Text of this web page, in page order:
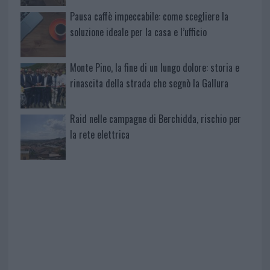
Pausa caffè impeccabile: come scegliere la
soluzione ideale per la casa e l’ufficio
Monte Pino, la fine di un lungo dolore: storia e
rinascita della strada che segnò la Gallura
Raid nelle campagne di Berchidda, rischio per
la rete elettrica